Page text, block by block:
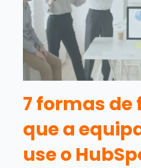
7 formas de
que a
use o